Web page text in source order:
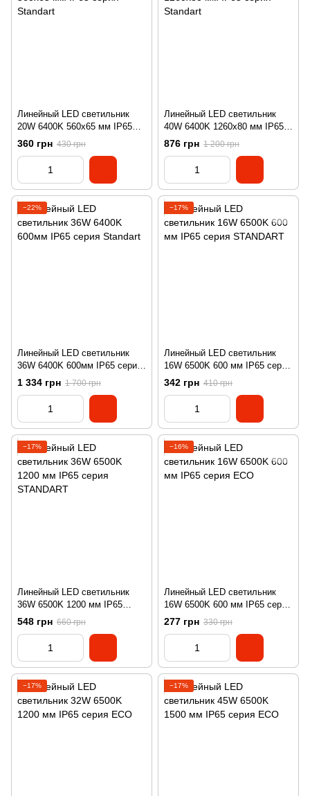
Линейный LED светильник
20W 6400K 560x65 мм IP65
серия Standart
360 грн 430 грн
Линейный LED светильник
40W 6400K 1260x80 мм IP65
серия Standart
876 грн 1 200 грн
−22%
Линейный LED светильник
36W 6400K 600мм IP65 серия
Standart
1 334 грн 1 700 грн
−17%
Линейный LED светильник
16W 6500K 600 мм IP65 серия
STANDART
342 грн 410 грн
−17%
Линейный LED светильник
36W 6500K 1200 мм IP65
серия STANDART
548 грн 660 грн
−16%
Линейный LED светильник
16W 6500K 600 мм IP65 серия
ECO
277 грн 330 грн
−17% −17%